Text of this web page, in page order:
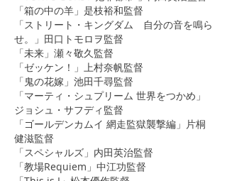
「箱の中の羊」是枝裕和監督
「ストリート・キングダム 自分の音を鳴ら
せ。」田口トモロヲ監督
「未来」瀬々敬久監督
「ゼッケン！」上村奈帆監督
「鬼の花嫁」池田千尋監督
「マーティ・シュプリーム 世界をつかめ」
ジョシュ・サフディ監督
「ゴールデンカムイ 網走監獄襲撃編」片桐
健滋監督
「スペシャルズ」内田英治監督
「教場Requiem」中江功監督